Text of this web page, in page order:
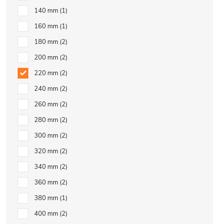
140 mm 1
160 mm 1
180 mm 2
200 mm 2
220 mm 2
240 mm 2
260 mm 2
280 mm 2
300 mm 2
320 mm 2
340 mm 2
360 mm 2
380 mm 1
400 mm 2